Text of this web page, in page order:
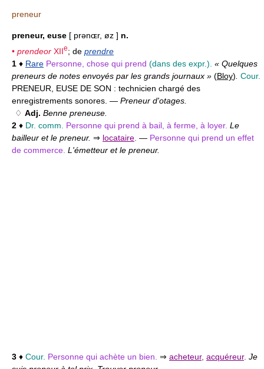
preneur
preneur, euse [ prənɶr, øz ] n.
• prendeor XIIe; de prendre
1 ♦ Rare Personne, chose qui prend (dans des expr.). « Quelques
preneurs de notes envoyés par les grands journaux » (Bloy) Cour.
PRENEUR, EUSE DE SON : technicien chargé des
enregistrements sonores. — Preneur d'otages.
♢ Adj. Benne preneuse.
2 ♦ Dr. comm. Personne qui prend à bail, à ferme, à loyer. Le
bailleur et le preneur. ⇒ locataire — Personne qui prend un effet
de commerce. L'émetteur et le preneur.
3 ♦ Cour. Personne qui achète un bien. ⇒ acheteur, acquéreur. Je